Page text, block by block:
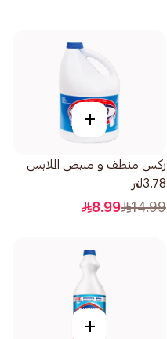
+
ركس منظف و مبيض الملابس
3.78لتر
14.99
8.99
+